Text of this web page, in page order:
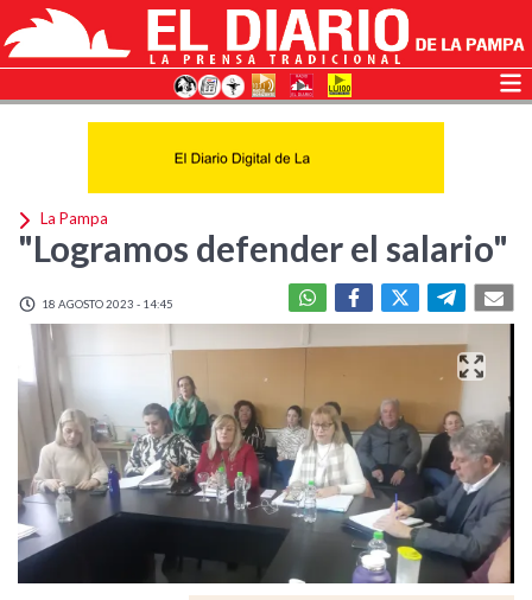
La Pampa
"Logramos defender el salario"
18 AGOSTO 2023 - 14:45